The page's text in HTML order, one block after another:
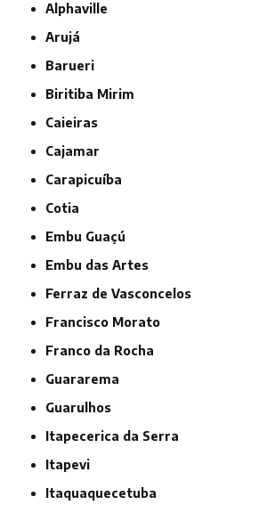
Alphaville
Arujá
Barueri
Biritiba Mirim
Caieiras
Cajamar
Carapicuíba
Cotia
Embu Guaçú
Embu das Artes
Ferraz de Vasconcelos
Francisco Morato
Franco da Rocha
Guararema
Guarulhos
Itapecerica da Serra
Itapevi
Itaquaquecetuba